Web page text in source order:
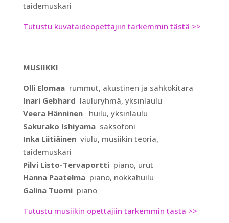
taidemuskari
Tutustu kuvataideopettajiin tarkemmin tästä >>
MUSIIKKI
Olli Elomaa rummut, akustinen ja sähkökitara
Inari Gebhard lauluryhmä, yksinlaulu
Veera Hänninenhuilu, yksinlaulu
Sakurako Ishiyamasaksofoni
Inka Liitiäinen viulu, musiikin teoria,
taidemuskari
Pilvi Listo-Tervaportti piano, urut
Hanna Paatelma piano, nokkahuilu
Galina Tuomi piano
Tutustu musiikin opettajiin tarkemmin tästä >>